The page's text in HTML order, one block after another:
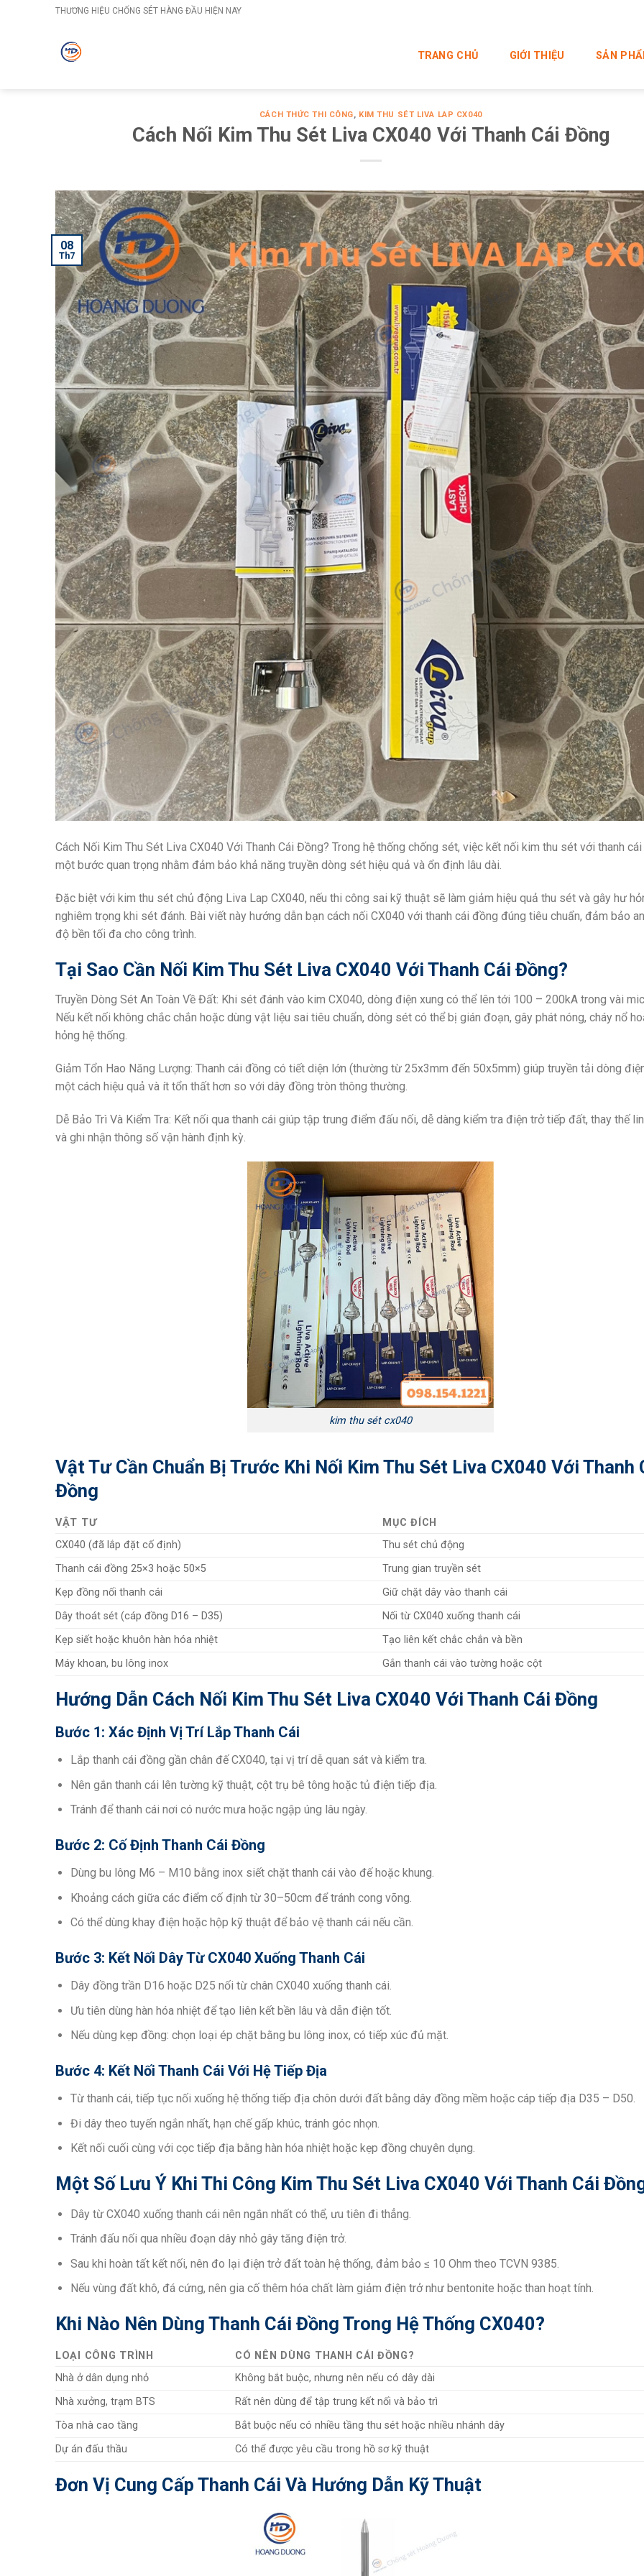
THƯƠNG HIỆU CHỐNG SÉT HÀNG ĐẦU HIỆN NAY
TRANG CHỦ GIỚI THIỆU SẢN
CÁCH THỨC THI CÔNG, KIM THU SÉT LIVA LAP CX040
Cách Nối Kim Thu Sét Liva CX040 Với Thanh Cái Đồng
08
Th7
Cách Nối Kim Thu Sét Liva CX040 Với Thanh Cái Đồng? Trong hệ thống chống sét, việc kết nối kim thu sét với thanh
một bước quan trọng nhằm đảm bảo khả năng truyền dòng sét hiệu quả và ổn định lâu dài.
Đặc biệt với kim thu sét chủ động Liva Lap CX040, nếu thi công sai kỹ thuật sẽ làm giảm hiệu quả thu sét và gây hư
nghiêm trọng khi sét đánh. Bài viết này hướng dẫn bạn cách nối CX040 với thanh cái đồng đúng tiêu chuẩn, đảm bảo
độ bền tối đa cho công trình.
Tại Sao Cần Nối Kim Thu Sét Liva CX040 Với Thanh Cái Đồng?
Truyền Dòng Sét An Toàn Về Đất: Khi sét đánh vào kim CX040, dòng điện xung có thể lên tới 100 – 200kA trong vài
Nếu kết nối không chắc chắn hoặc dùng vật liệu sai tiêu chuẩn, dòng sét có thể bị gián đoạn, gây phát nóng, cháy nổ
hỏng hệ thống.
Giảm Tổn Hao Năng Lượng: Thanh cái đồng có tiết diện lớn (thường từ 25x3mm đến 50x5mm) giúp truyền tải dòng
một cách hiệu quả và ít tổn thất hơn so với dây đồng tròn thông thường.
Dễ Bảo Trì Và Kiểm Tra: Kết nối qua thanh cái giúp tập trung điểm đấu nối, dễ dàng kiểm tra điện trở tiếp đất, thay thế
và ghi nhận thông số vận hành định kỳ.
kim thu sét cx040
Vật Tư Cần Chuẩn Bị Trước Khi Nối Kim Thu Sét Liva CX040 Với Thanh
Đồng
VẬT TƯ
MỤC ĐÍCH
CX040 (đã lắp đặt cố định)
Thu sét chủ động
Thanh cái đồng 25×3 hoặc 50×5
Trung gian truyền sét
Kẹp đồng nối thanh cái
Giữ chặt dây vào thanh cái
Dây thoát sét (cáp đồng D16 – D35)
Nối từ CX040 xuống thanh cái
Kẹp siết hoặc khuôn hàn hóa nhiệt
Tạo liên kết chắc chắn và bền
Máy khoan, bu lông inox
Gắn thanh cái vào tường hoặc cột
Hướng Dẫn Cách Nối Kim Thu Sét Liva CX040 Với Thanh Cái Đồng
Bước 1: Xác Định Vị Trí Lắp Thanh Cái
Lắp thanh cái đồng gần chân đế CX040, tại vị trí dễ quan sát và kiểm tra.
Nên gắn thanh cái lên tường kỹ thuật, cột trụ bê tông hoặc tủ điện tiếp địa.
Tránh để thanh cái nơi có nước mưa hoặc ngập úng lâu ngày.
Bước 2: Cố Định Thanh Cái Đồng
Dùng bu lông M6 – M10 bằng inox siết chặt thanh cái vào đế hoặc khung.
Khoảng cách giữa các điểm cố định từ 30–50cm để tránh cong võng.
Có thể dùng khay điện hoặc hộp kỹ thuật để bảo vệ thanh cái nếu cần.
Bước 3: Kết Nối Dây Từ CX040 Xuống Thanh Cái
Dây đồng trần D16 hoặc D25 nối từ chân CX040 xuống thanh cái.
Ưu tiên dùng hàn hóa nhiệt để tạo liên kết bền lâu và dẫn điện tốt.
Nếu dùng kẹp đồng: chọn loại ép chặt bằng bu lông inox, có tiếp xúc đủ mặt.
Bước 4: Kết Nối Thanh Cái Với Hệ Tiếp Địa
Từ thanh cái, tiếp tục nối xuống hệ thống tiếp địa chôn dưới đất bằng dây đồng mềm hoặc cáp tiếp địa D35 – D50.
Đi dây theo tuyến ngắn nhất, hạn chế gấp khúc, tránh góc nhọn.
Kết nối cuối cùng với cọc tiếp địa bằng hàn hóa nhiệt hoặc kẹp đồng chuyên dụng.
Một Số Lưu Ý Khi Thi Công Kim Thu Sét Liva CX040 Với Thanh Cái
Dây từ CX040 xuống thanh cái nên ngắn nhất có thể, ưu tiên đi thẳng.
Tránh đấu nối qua nhiều đoạn dây nhỏ gây tăng điện trở.
Sau khi hoàn tất kết nối, nên đo lại điện trở đất toàn hệ thống, đảm bảo ≤ 10 Ohm theo TCVN 9385.
Nếu vùng đất khô, đá cứng, nên gia cố thêm hóa chất làm giảm điện trở như bentonite hoặc than hoạt tính.
Khi Nào Nên Dùng Thanh Cái Đồng Trong Hệ Thống CX040?
LOẠI CÔNG TRÌNH
CÓ NÊN DÙNG THANH CÁI ĐỒNG?
Nhà ở dân dụng nhỏ
Không bắt buộc, nhưng nên nếu có dây dài
Nhà xưởng, trạm BTS
Rất nên dùng để tập trung kết nối và bảo trì
Tòa nhà cao tầng
Bắt buộc nếu có nhiều tầng thu sét hoặc nhiều nhánh dây
Dự án đấu thầu
Có thể được yêu cầu trong hồ sơ kỹ thuật
Đơn Vị Cung Cấp Thanh Cái Và Hướng Dẫn Kỹ Thuật